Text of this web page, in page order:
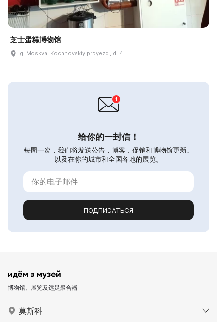
芝士蛋糕博物馆
g. Moskva, Kochnovskiy proyezd., d. 4
给你的一封信！
每周一次，我们将发送公告，博客，促销和博物馆更新。
以及在你的城市和全国各地的展览。
ПОДПИСАТЬСЯ
博物馆、展览及远足聚合器
莫斯科